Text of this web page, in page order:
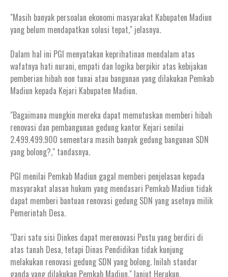
"Masih banyak persoalan ekonomi masyarakat Kabupaten Madiun
yang belum mendapatkan solusi tepat," jelasnya.
Dalam hal ini PGI menyatakan keprihatinan mendalam atas
wafatnya hati nurani, empati dan logika berpikir atas kebijakan
pemberian hibah non tunai atau bangunan yang dilakukan Pemkab
Madiun kepada Kejari Kabupaten Madiun.
"Bagaimana mungkin mereka dapat memutuskan memberi hibah
renovasi dan pembangunan gedung kantor Kejari senilai
2.499.499.900 sementara masih banyak gedung bangunan SDN
yang bolong?," tandasnya.
PGI menilai Pemkab Madiun gagal memberi penjelasan kepada
masyarakat alasan hukum yang mendasari Pemkab Madiun tidak
dapat memberi bantuan renovasi gedung SDN yang asetnya milik
Pemerintah Desa.
"Dari satu sisi Dinkes dapat merenovasi Pustu yang berdiri di
atas tanah Desa, tetapi Dinas Pendidikan tidak kunjung
melakukan renovasi gedung SDN yang bolong. Inilah standar
ganda yang dilakukan Pemkab Madiun," lanjut Herukun.